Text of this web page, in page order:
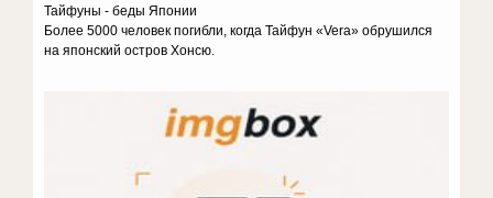
Тайфуны - беды Японии
Более 5000 человек погибли, когда Тайфун «Vera» обрушился
на японский остров Хонсю.